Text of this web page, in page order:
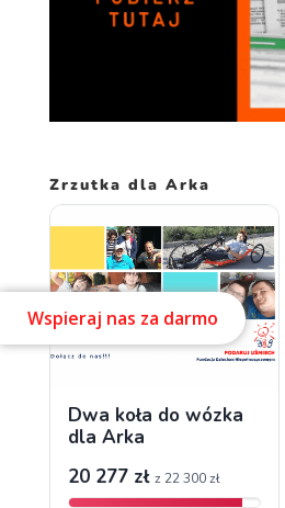
Zrzutka dla Arka
Wspieraj nas za darmo